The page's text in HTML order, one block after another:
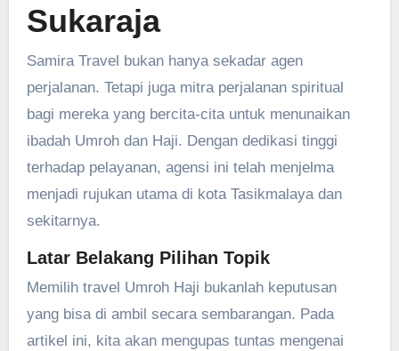
Sukaraja
Samira Travel bukan hanya sekadar agen
perjalanan. Tetapi juga mitra perjalanan spiritual
bagi mereka yang bercita-cita untuk menunaikan
ibadah Umroh dan Haji. Dengan dedikasi tinggi
terhadap pelayanan, agensi ini telah menjelma
menjadi rujukan utama di kota Tasikmalaya dan
sekitarnya.
Latar Belakang Pilihan Topik
Memilih travel Umroh Haji bukanlah keputusan
yang bisa di ambil secara sembarangan. Pada
artikel ini, kita akan mengupas tuntas mengenai